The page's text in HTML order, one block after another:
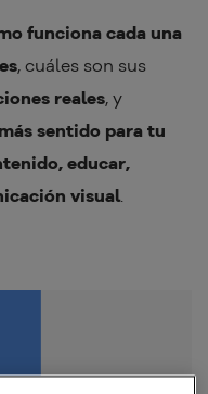
funciona cada una
, cuáles son sus
reales, y
sentido para tu
educar,
visual.